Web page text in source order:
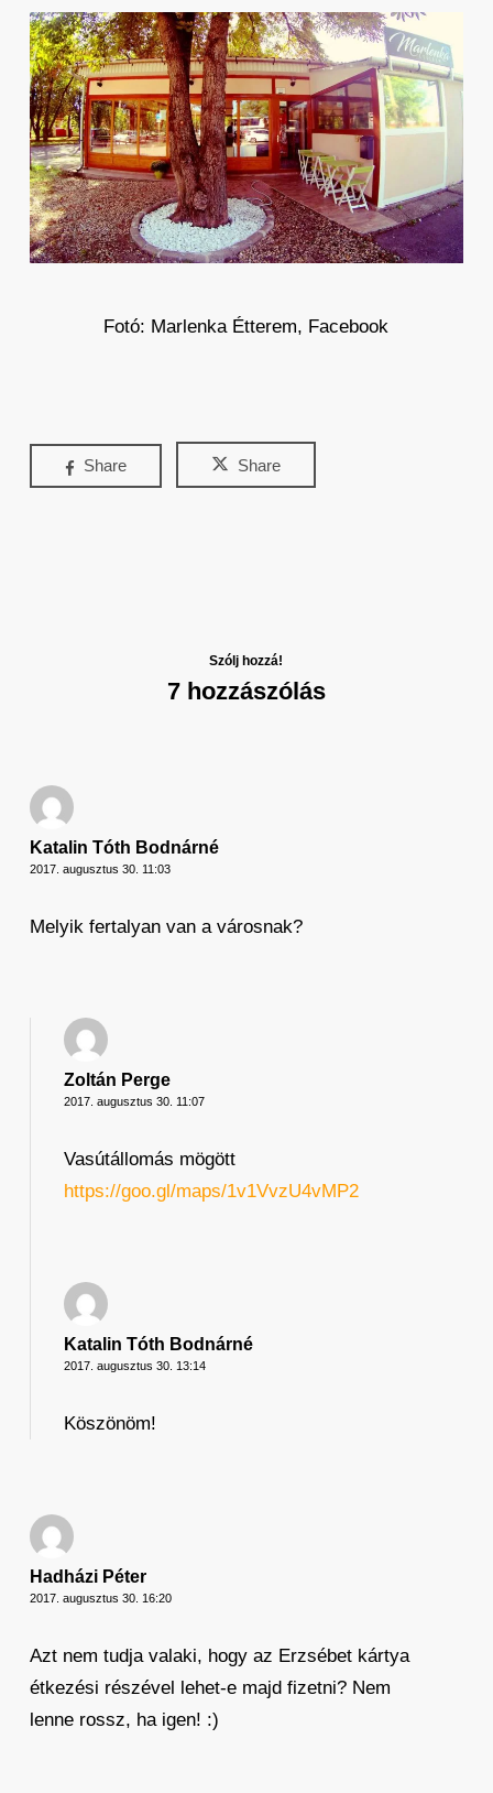
Fotó: Marlenka Étterem, Facebook
Share Share
Szólj hozzá!
7 hozzászólás
Katalin Tóth Bodnárné
2017. augusztus 30. 11:03
Melyik fertalyan van a városnak?
Zoltán Perge
2017. augusztus 30. 11:07
Vasútállomás mögött
https://goo.gl/maps/1v1VvzU4vMP2
Katalin Tóth Bodnárné
2017. augusztus 30. 13:14
Köszönöm!
Hadházi Péter
2017. augusztus 30. 16:20
Azt nem tudja valaki, hogy az Erzsébet kártya
étkezési részével lehet-e majd fizetni? Nem
lenne rossz, ha igen! :)